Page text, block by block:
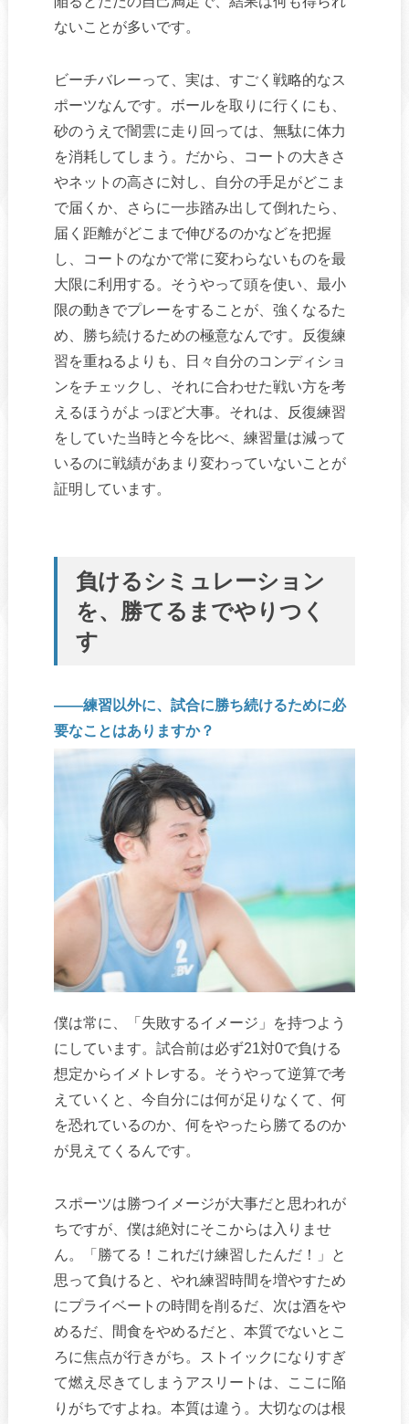
ないことが多いです。
ビーチバレーって、実は、すごく戦略的なス
ポーツなんです。ボールを取りに行くにも、
砂のうえで闇雲に走り回っては、無駄に体力
を消耗してしまう。だから、コートの大きさ
やネットの高さに対し、自分の手足がどこま
で届くか、さらに一歩踏み出して倒れたら、
届く距離がどこまで伸びるのかなどを把握
し、コートのなかで常に変わらないものを最
大限に利用する。そうやって頭を使い、最小
限の動きでプレーをすることが、強くなるた
め、勝ち続けるための極意なんです。反復練
習を重ねるよりも、日々自分のコンディショ
ンをチェックし、それに合わせた戦い方を考
えるほうがよっぽど大事。それは、反復練習
をしていた当時と今を比べ、練習量は減って
いるのに戦績があまり変わっていないことが
証明しています。
負けるシミュレーション
を、勝てるまでやりつく
す
――練習以外に、試合に勝ち続けるために必
要なことはありますか？
僕は常に、「失敗するイメージ」を持つよう
にしています。試合前は必ず21対0で負ける
想定からイメトレする。そうやって逆算で考
えていくと、今自分には何が足りなくて、何
を恐れているのか、何をやったら勝てるのか
が見えてくるんです。
スポーツは勝つイメージが大事だと思われが
ちですが、僕は絶対にそこからは入りませ
ん。「勝てる！これだけ練習したんだ！」と
思って負けると、やれ練習時間を増やすため
にプライベートの時間を削るだ、次は酒をや
めるだ、間食をやめるだと、本質でないとこ
ろに焦点が行きがち。ストイックになりすぎ
て燃え尽きてしまうアスリートは、ここに陥
りがちですよね。本質は違う。大切なのは根